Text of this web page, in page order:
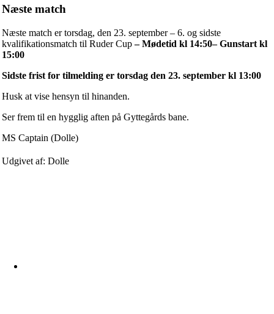
Næste match
Næste match er torsdag, den 23. september – 6. og sidste
kvalifikationsmatch til Ruder Cup– Mødetid kl 14:50– Gunstart kl
15:00
Sidste frist for tilmelding er torsdag den 23. september kl 13:00
Husk at vise hensyn til hinanden.
Ser frem til en hygglig aften på Gyttegårds bane.
MS Captain (Dolle)
Udgivet af: Dolle